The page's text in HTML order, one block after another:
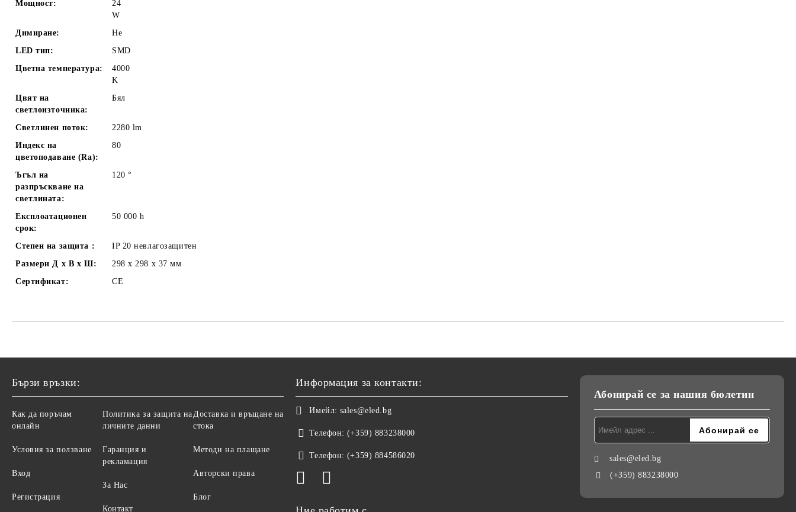
Мощност:
24
W
Димиране:
Не
LED тип:
SMD
Цветна температура:
4000
K
Цвят на
светлоизточника:
Бял
Светлинен поток: 2280 lm
Индекс на
цветоподаване (Ra):
80
Ъгъл на
разпръскване на
светлината:
120°
Експлоатационен
срок:
50 000 h
Степен на защита :
IP 20 невлагозащитен
Размери Д х В х Ш:
298 x 298 х 37мм
Сертификат:
CE
Бързи връзки:
Как да поръчам
онлайн
Условия за ползване
Вход
Регистрация
Политика за защита на
личните данни
Гаранция и
рекламация
За Нас
Контакт
Доставка и връщане на
стока
Методи на плащане
Авторски права
Блог
Информация за контакти:
Имейл: sales@eled.bg
Телефон: (+359) 883238000
Телефон: (+359) 884586020
Абонирай се за нашия бюлетин
sales@eled.bg
(+359) 883238000